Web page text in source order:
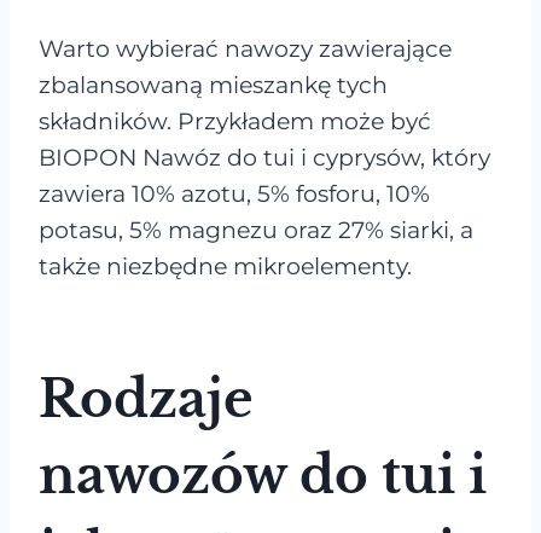
Warto wybierać nawozy zawierające
zbalansowaną mieszankę tych
składników. Przykładem może być
BIOPON Nawóz do tui i cyprysów, który
zawiera 10% azotu, 5% fosforu, 10%
potasu, 5% magnezu oraz 27% siarki, a
także niezbędne mikroelementy.
Rodzaje
nawozów do tui i